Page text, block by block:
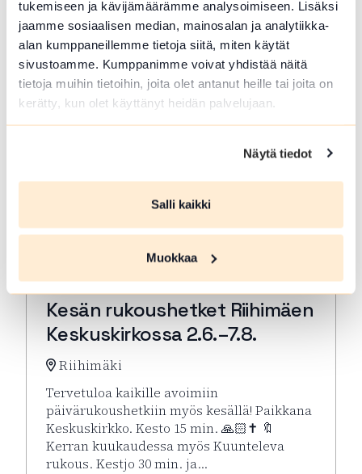
tukemiseen ja kävijämäärämme analysoimiseen. Lisäksi
jaamme sosiaalisen median, mainosalan ja analytiikka-
alan kumppaneillemme tietoja siitä, miten käytät
sivustoamme. Kumppanimme voivat yhdistää näitä
tietoja muihin tietoihin, joita olet antanut heille tai joita on
kerätty, kun olet käyttänyt heidän palvelujaan.
Näytä tiedot
Salli kaikki
Muokkaa
rukous. Kestjo 30 min. ja…
Lue lisää tapahtumasta Kesän rukoushetket
Kesän rukoushetket Riihimäen
Keskuskirkossa 2.6.–7.8.
Riihimäki
Tervetuloa kaikille avoimiin
päivärukoushetkiin myös kesällä! Paikkana
Keskuskirkko. Kesto 15 min. 🙏🏻✝️ 🔖
Kerran kuukaudessa myös Kuunteleva
rukous. Kestjo 30 min. ja…